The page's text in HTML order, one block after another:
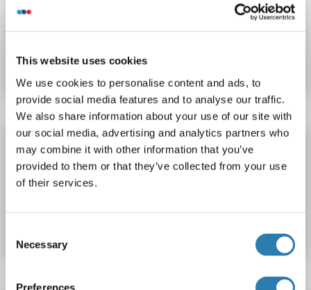
This website uses cookies
We use cookies to personalise content and ads, to
provide social media features and to analyse our traffic.
We also share information about your use of our site with
our social media, advertising and analytics partners who
may combine it with other information that you’ve
provided to them or that they’ve collected from your use
of their services.
Selection
Necessary
Preferences
Datenblatt
IRF8 ELISA Kit
IRF8 Reaktivität: Human Colorimetric